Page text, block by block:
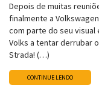
Depois de muitas
finalmente a
com parte do seu visual
Volks a tentar derrubar
Strada! (…)
CONTINUE LENDO